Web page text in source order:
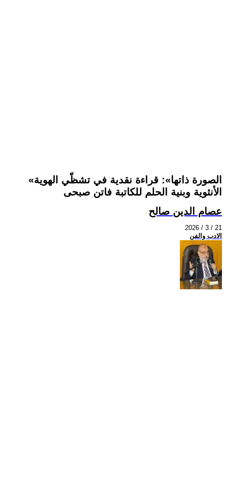
«الصورة ذاتها»: قراءة نقدية في تشظّي الهوية
الأنثوية وبنية الحلم للكاتبة فاتن صبحى
عصام الدين صالح
2026 / 3 / 21
الادب والفن